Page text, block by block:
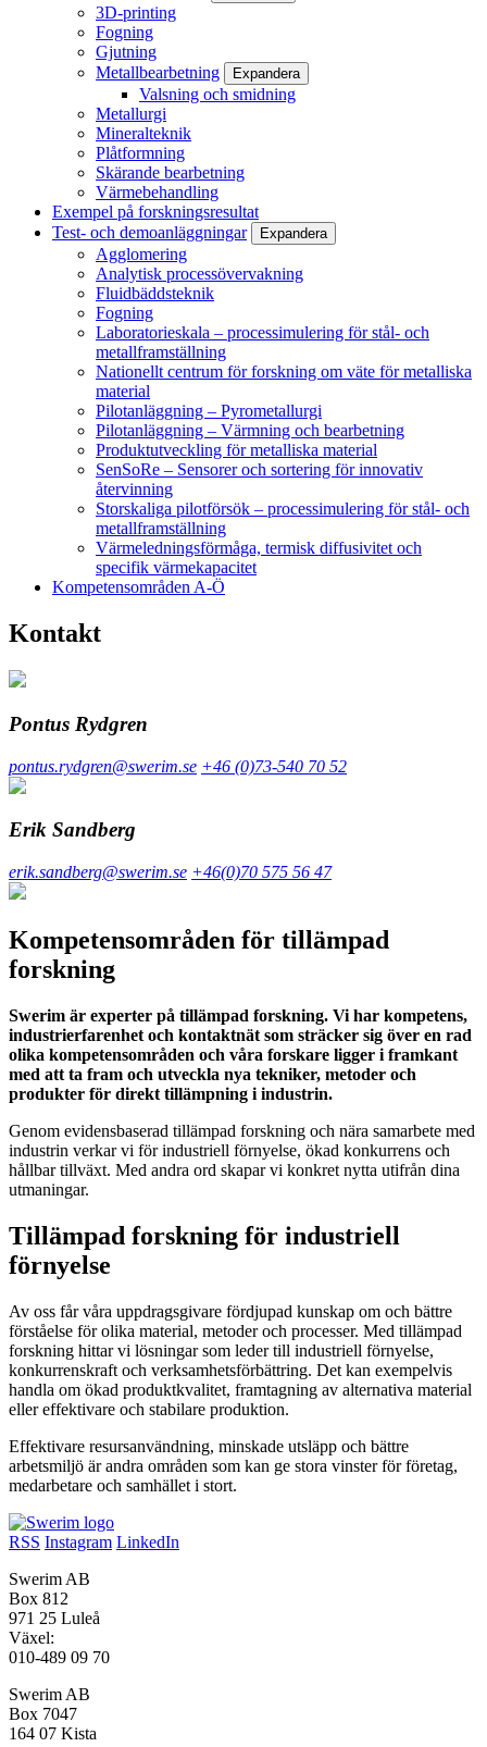
3D-printing
Fogning
Gjutning
Metallbearbetning
Expandera
Valsning och smidning
Metallurgi
Mineralteknik
Plåtformning
Skärande bearbetning
Värmebehandling
Exempel på forskningsresultat
Test- och demoanläggningar
Expandera
Agglomering
Analytisk processövervakning
Fluidbäddsteknik
Fogning
Laboratorieskala – processimulering för stål- och
metallframställning
Nationellt centrum för forskning om väte för metalliska
material
Pilotanläggning – Pyrometallurgi
Pilotanläggning – Värmning och bearbetning
Produktutveckling för metalliska material
SenSoRe – Sensorer och sortering för innovativ
återvinning
Storskaliga pilotförsök – processimulering för stål- och
metallframställning
Värmeledningsförmåga, termisk diffusivitet och
specifik värmekapacitet
Kompetensområden A-Ö
Kontakt
Pontus Rydgren
pontus.rydgren@swerim.se +46 (0)73-540 70 52
Erik Sandberg
erik.sandberg@swerim.se +46(0)70 575 56 47
Kompetensområden för tillämpad
forskning
Swerim är experter på tillämpad forskning. Vi har kompetens,
industrierfarenhet och kontaktnät som sträcker sig över en rad
olika kompetensområden och våra forskare ligger i framkant
med att ta fram och utveckla nya tekniker, metoder och
produkter för direkt tillämpning i industrin.
Genom evidensbaserad tillämpad forskning och nära samarbete med
industrin verkar vi för industriell förnyelse, ökad konkurrens och
hållbar tillväxt. Med andra ord skapar vi konkret nytta utifrån dina
utmaningar.
Tillämpad forskning för industriell
förnyelse
Av oss får våra uppdragsgivare fördjupad kunskap om och bättre
förståelse för olika material, metoder och processer. Med tillämpad
forskning hittar vi lösningar som leder till industriell förnyelse,
konkurrenskraft och verksamhetsförbättring. Det kan exempelvis
handla om ökad produktkvalitet, framtagning av alternativa material
eller effektivare och stabilare produktion.
Effektivare resursanvändning, minskade utsläpp och bättre
arbetsmiljö är andra områden som kan ge stora vinster för företag,
medarbetare och samhället i stort.
RSS Instagram LinkedIn
Swerim AB
Box 812
971 25 Luleå
Växel:
010-489 09 70
Swerim AB
Box 7047
164 07 Kista